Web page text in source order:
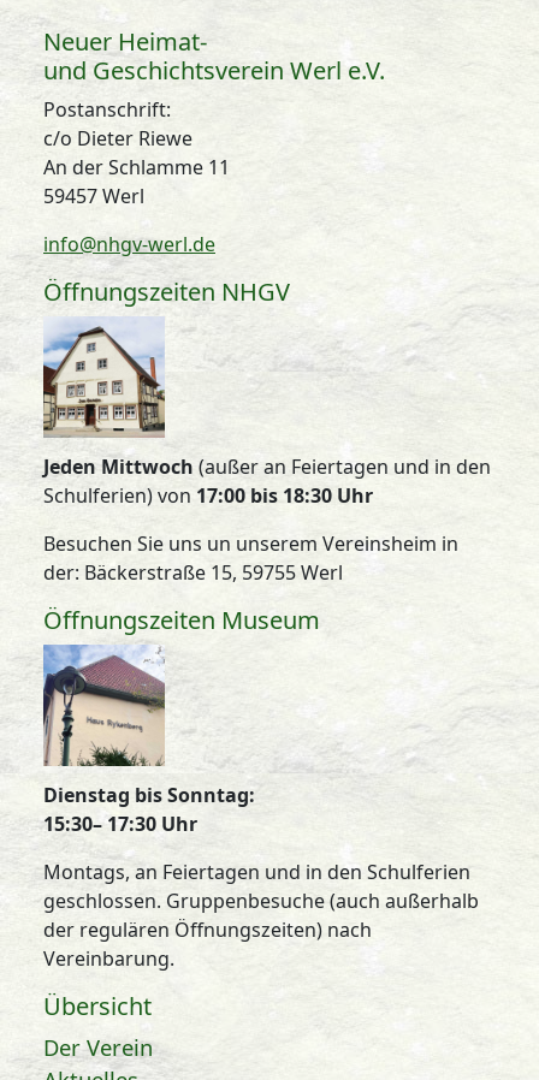
Neuer Heimat-
und Geschichtsverein Werl e.V.
Postanschrift:
c/o Dieter Riewe
An der Schlamme 11
59457 Werl
info@nhgv-werl.de
Öffnungszeiten NHGV
Jeden Mittwoch (außer an Feiertagen und in den
Schulferien) von 17:00 bis 18:30 Uhr
Besuchen Sie uns un unserem Vereinsheim in
der: Bäckerstraße 15, 59755 Werl
Öffnungszeiten Museum
Dienstag bis Sonntag:
15:30– 17:30 Uhr
Montags, an Feiertagen und in den Schulferien
geschlossen. Gruppenbesuche (auch außerhalb
der regulären Öffnungszeiten) nach
Vereinbarung.
Übersicht
Der Verein